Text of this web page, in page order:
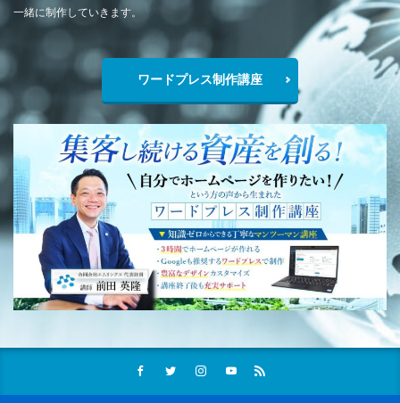
一緒に制作していきます。
ワードプレス制作講座